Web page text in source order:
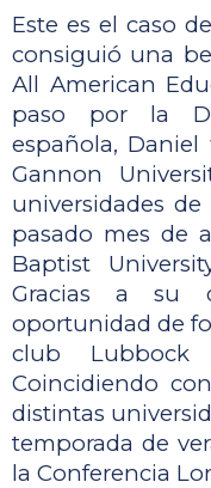
Este es el caso
consiguió una
All American
paso por la
española,
Gannon
universidades
pasado mes de
Baptist
Gracias a su
oportunidad de
club Lubbock
Coincidiendo
distintas
temporada de
la Conferencia